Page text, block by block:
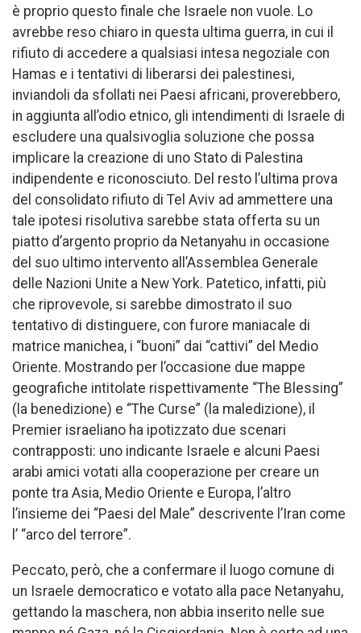
è proprio questo finale che Israele non vuole. Lo
avrebbe reso chiaro in questa ultima guerra, in cui il
rifiuto di accedere a qualsiasi intesa negoziale con
Hamas e i tentativi di liberarsi dei palestinesi,
inviandoli da sfollati nei Paesi africani, proverebbero,
in aggiunta all’odio etnico, gli intendimenti di Israele di
escludere una qualsivoglia soluzione che possa
implicare la creazione di uno Stato di Palestina
indipendente e riconosciuto. Del resto l’ultima prova
del consolidato rifiuto di Tel Aviv ad ammettere una
tale ipotesi risolutiva sarebbe stata offerta su un
piatto d’argento proprio da Netanyahu in occasione
del suo ultimo intervento all’Assemblea Generale
delle Nazioni Unite a New York. Patetico, infatti, più
che riprovevole, si sarebbe dimostrato il suo
tentativo di distinguere, con furore maniacale di
matrice manichea, i “buoni” dai “cattivi” del Medio
Oriente. Mostrando per l’occasione due mappe
geografiche intitolate rispettivamente “The Blessing”
(la benedizione) e “The Curse” (la maledizione), il
Premier israeliano ha ipotizzato due scenari
contrapposti: uno indicante Israele e alcuni Paesi
arabi amici votati alla cooperazione per creare un
ponte tra Asia, Medio Oriente e Europa, l’altro
l’insieme dei “Paesi del Male” descrivente l’Iran come
l’ “arco del terrore”.
Peccato, però, che a confermare il luogo comune di
un Israele democratico e votato alla pace Netanyahu,
gettando la maschera, non abbia inserito nelle sue